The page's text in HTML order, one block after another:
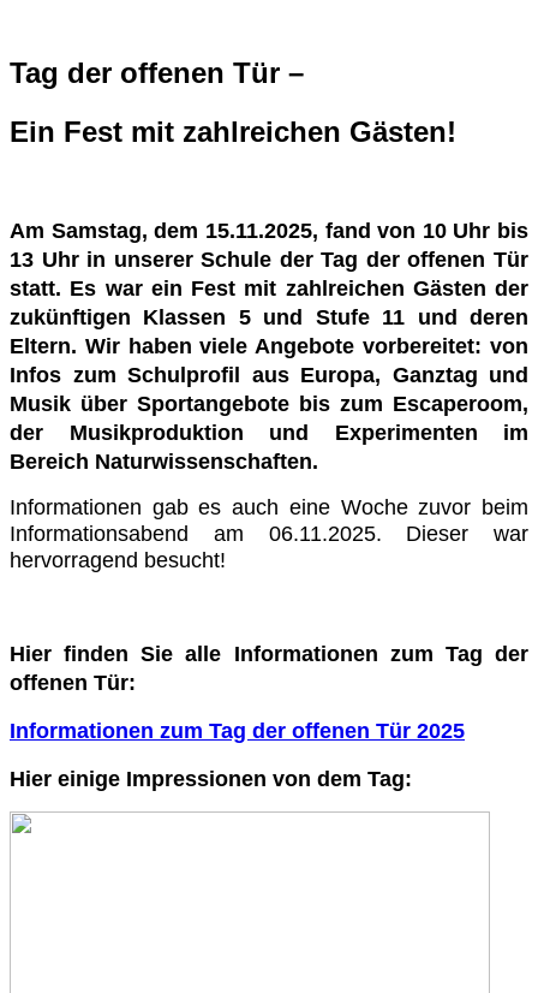
Tag der offenen Tür –
Ein Fest mit zahlreichen Gästen!
Am Samstag, dem 15.11.2025, fand von 10 Uhr bis
13 Uhr in unserer Schule der Tag der offenen Tür
statt. Es war ein Fest mit zahlreichen Gästen der
zukünftigen Klassen 5 und Stufe 11 und deren
Eltern. Wir haben viele Angebote vorbereitet: von
Infos zum Schulprofil aus Europa, Ganztag und
Musik über Sportangebote bis zum Escaperoom,
der Musikproduktion und Experimenten im
Bereich Naturwissenschaften.
Informationen gab es auch eine Woche zuvor beim
Informationsabend am 06.11.2025. Dieser war
hervorragend besucht!
Hier finden Sie alle Informationen zum Tag der
offenen Tür:
Informationen zum Tag der offenen Tür 2025
Hier einige Impressionen von dem Tag: